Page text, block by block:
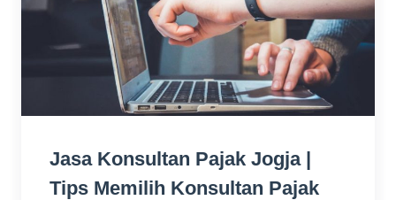
Jasa Konsultan Pajak Jogja |
Tips Memilih Konsultan Pajak